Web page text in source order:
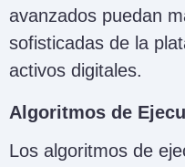
avanzados puedan
sofisticadas de la
activos digitales.
Algoritmos de
Los algoritmos de